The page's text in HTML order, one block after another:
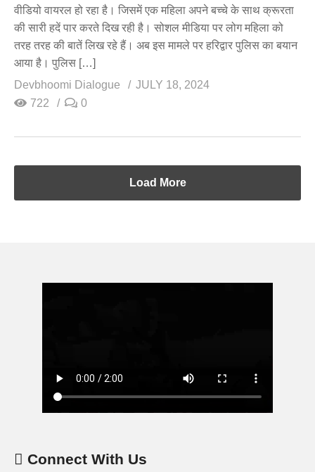
वीडियो वायरल हो रहा है। जिसमें एक महिला अपने बच्चे के साथ क्रूरता
की सारी हदें पार करते दिख रही है। सोशल मीडिया पर लोग महिला को
तरह तरह की बातें लिख रहे हैं। अब इस मामले पर हरिद्वार पुलिस का बयान
आया है। पुलिस […]
Devbhoomi Dialogue
JULY 18, 2024
722
0
Load More
Connect With Us